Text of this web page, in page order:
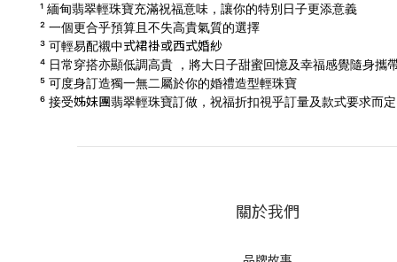
¹ 緬甸翡翠輕珠寶充滿祝福意味，讓你的特別日子更添意義
² 一個更合乎預算且不失高貴氣質的選擇
³ 可輕易配襯中式裙褂或西式婚紗
⁴ 日常穿搭亦顯低調高貴 ，將大日子甜蜜回憶及幸福感覺隨身攜
⁵ 可度身訂造獨一無二屬於你的婚禮造型輕珠寶
⁶ 接受姊妹團翡翠輕珠寶訂做， 祝福折扣視乎訂量及款式要求而
關於我們